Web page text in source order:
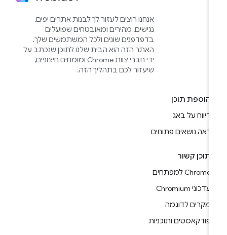
אנחנו רוצים לעזור לך לבנות אתרים יפים,
נגישים, מהירים ומאובטחים שפועלים
בדפדפנים שונים ולכל המשתמשים שלך.
האתר הזה הוא הבית שלנו לתוכן שנכתב על
ידי חברי צוות Chrome ומומחים חיצוניים,
שיעזור לכם בתהליך הזה.
הוספת תוכן
דיווח על באג
ראה נושאים פתוחים
תוכן קשור
Chrome למפתחים
עדכוני Chromium
מקרים לדוגמה
פודקאסטים ותוכניות